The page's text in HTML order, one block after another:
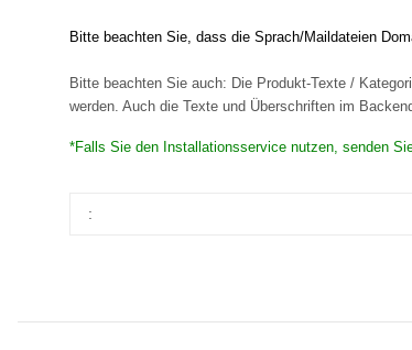
Bitte beachten Sie, dass die Sprach/Maildateien
Bitte beachten Sie auch: Die Produkt-Texte /
werden. Auch die Texte und Überschriften im
*Falls Sie den Installationsservice nutzen, senden
: